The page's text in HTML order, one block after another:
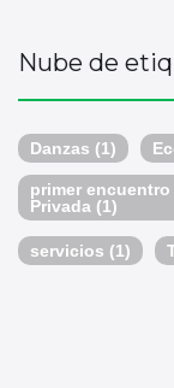
Nube de
Danzas (1)
primer
Privada (1)
servicios (1)